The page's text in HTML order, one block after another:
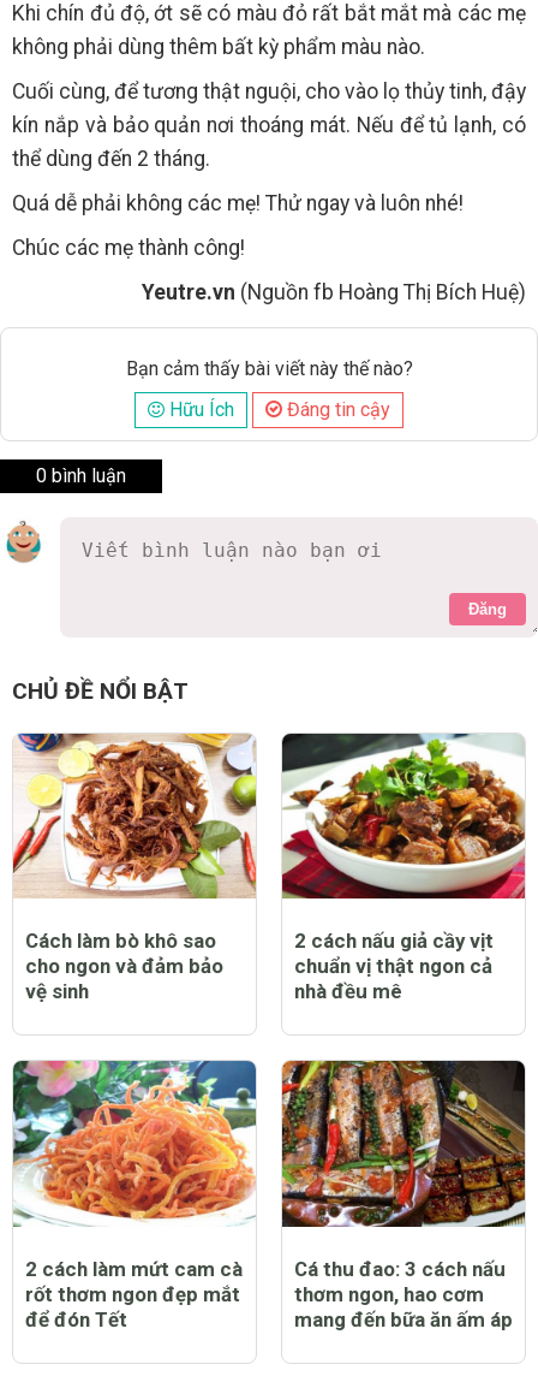
Khi chín đủ độ, ớt sẽ có màu đỏ rất bắt mắt mà các mẹ
không phải dùng thêm bất kỳ phẩm màu nào.
Cuối cùng, để tương thật nguội, cho vào lọ thủy tinh, đậy
kín nắp và bảo quản nơi thoáng mát. Nếu để tủ lạnh, có
thể dùng đến 2 tháng.
Quá dễ phải không các mẹ! Thử ngay và luôn nhé!
Chúc các mẹ thành công!
Yeutre.vn (Nguồn fb Hoàng Thị Bích Huệ)
Bạn cảm thấy bài viết này thế nào?
Hữu Ích
Đáng tin cậy
0 bình luận
Đăng
CHỦ ĐỀ NỔI BẬT
Cách làm bò khô sao
cho ngon và đảm bảo
vệ sinh
2 cách nấu giả cầy vịt
chuẩn vị thật ngon cả
nhà đều mê
2 cách làm mứt cam cà
rốt thơm ngon đẹp mắt
để đón Tết
Cá thu đao: 3 cách nấu
thơm ngon, hao cơm
mang đến bữa ăn ấm áp